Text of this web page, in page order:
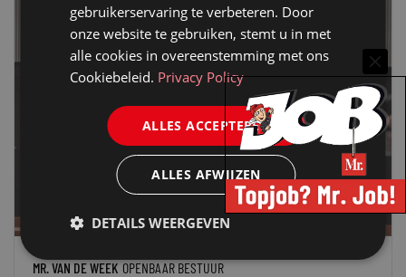
MR. VAN DE WEEK OPENBAAR BESTUUR
gebruikerservaring te verbeteren. Door
onze website te gebruiken, stemt u in met
alle cookies in overeenstemming met ons
Cookiebeleid. Privacy Policy
ALLES ACCEPTEREN
ALLES AFWIJZEN
DETAILS WEERGEVEN